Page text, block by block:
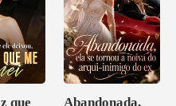
que
Abandonada,